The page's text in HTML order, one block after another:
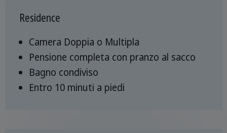
Residence
Camera Doppia o Multipla
Pensione completa con pranzo al sacco
Bagno condiviso
Entro 10 minuti a piedi